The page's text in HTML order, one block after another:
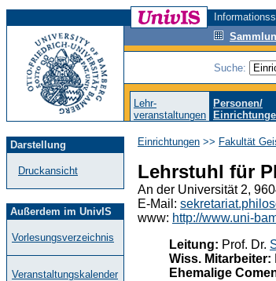
Suche:
Lehr-
veranstaltungen
Personen/
Darstellung
Druckansicht
Außerdem im UnivIS
Vorlesungsverzeichnis
Veranstaltungskalender
Einrichtungen >> Fakultät
Lehrstuhl für
An der Universität 2,
E-Mail:
www: http://www.uni-
Leitung: Prof. Dr.
Wiss. Mitarbeiter:
Ehemalige